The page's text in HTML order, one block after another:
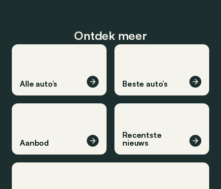
Ontdek meer
Alle auto’s Beste auto’s
Aanbod
Recentste
nieuws